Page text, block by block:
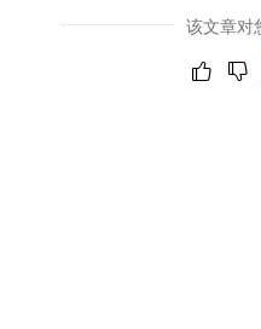
该文章对